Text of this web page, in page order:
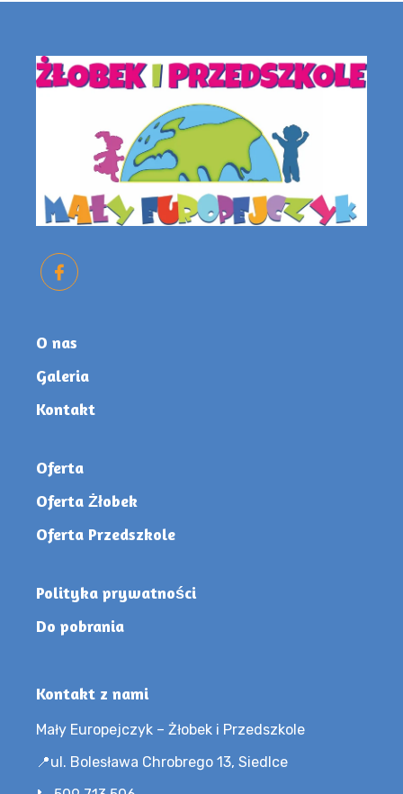
O nas
Galeria
Kontakt
Oferta
Oferta Żłobek
Oferta Przedszkole
Polityka prywatności
Do pobrania
Kontakt z nami
Mały Europejczyk – Żłobek i Przedszkole
📍ul. Bolesława Chrobrego 13, Siedlce